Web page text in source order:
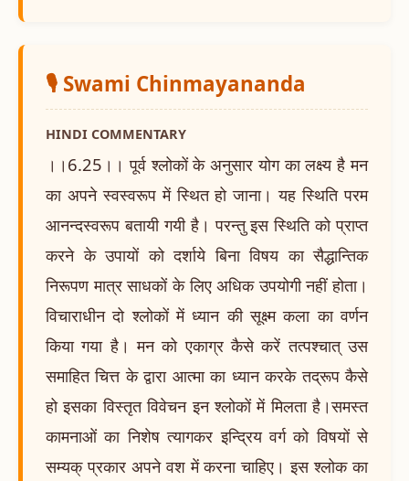
🎙️ Swami Chinmayananda
HINDI COMMENTARY
।।6.25।। पूर्व श्लोकों के अनुसार योग का लक्ष्य है मन
का अपने स्वस्वरूप में स्थित हो जाना। यह स्थिति परम
आनन्दस्वरूप बतायी गयी है। परन्तु इस स्थिति को प्राप्त
करने के उपायों को दर्शाये बिना विषय का सैद्धान्तिक
निरूपण मात्र साधकों के लिए अधिक उपयोगी नहीं होता।
विचाराधीन दो श्लोकों में ध्यान की सूक्ष्म कला का वर्णन
किया गया है। मन को एकाग्र कैसे करें तत्पश्चात् उस
समाहित चित्त के द्वारा आत्मा का ध्यान करके तद्रूप कैसे
हो इसका विस्तृत विवेचन इन श्लोकों में मिलता है।समस्त
कामनाओं का निशेष त्यागकर इन्द्रिय वर्ग को विषयों से
सम्यक् प्रकार अपने वश में करना चाहिए। इस श्लोक का